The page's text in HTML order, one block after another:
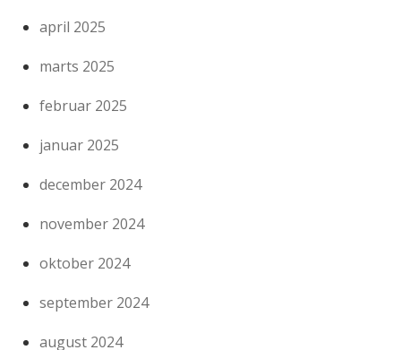
april 2025
marts 2025
februar 2025
januar 2025
december 2024
november 2024
oktober 2024
september 2024
august 2024